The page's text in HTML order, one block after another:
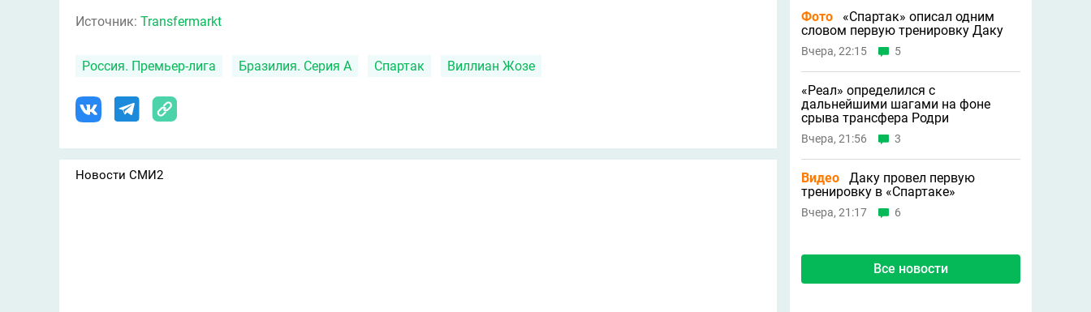
Источник: Transfermarkt
Россия. Премьер-лига Бразилия. Серия А Спартак Виллиан Жозе
Новости СМИ2
Фото
«Спартак» описал одним
словом первую тренировку Даку
Вчера, 22:15 5
«Реал» определился с
дальнейшими шагами на фоне
срыва трансфера Родри
Вчера, 21:56 3
Видео
Даку провел первую
тренировку в «Спартаке»
Вчера, 21:17 6
Все новости